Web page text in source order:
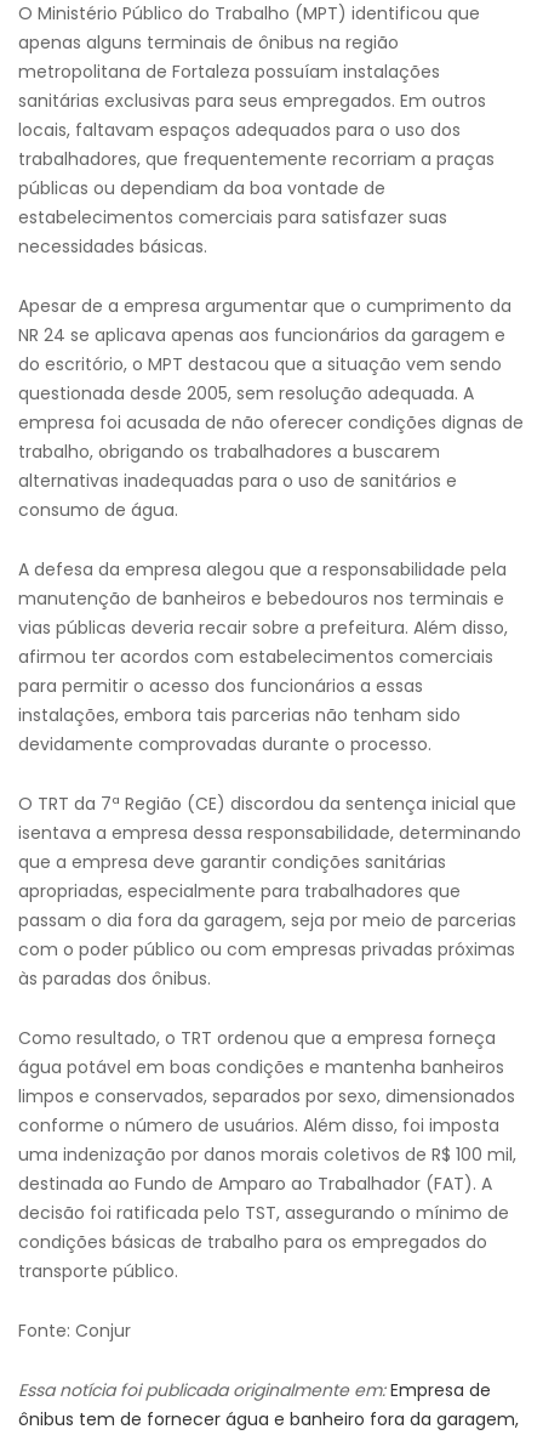
O Ministério Público do Trabalho (MPT) identificou que
apenas alguns terminais de ônibus na região
metropolitana de Fortaleza possuíam instalações
sanitárias exclusivas para seus empregados. Em outros
locais, faltavam espaços adequados para o uso dos
trabalhadores, que frequentemente recorriam a praças
públicas ou dependiam da boa vontade de
estabelecimentos comerciais para satisfazer suas
necessidades básicas.
Apesar de a empresa argumentar que o cumprimento da
NR 24 se aplicava apenas aos funcionários da garagem e
do escritório, o MPT destacou que a situação vem sendo
questionada desde 2005, sem resolução adequada. A
empresa foi acusada de não oferecer condições dignas de
trabalho, obrigando os trabalhadores a buscarem
alternativas inadequadas para o uso de sanitários e
consumo de água.
A defesa da empresa alegou que a responsabilidade pela
manutenção de banheiros e bebedouros nos terminais e
vias públicas deveria recair sobre a prefeitura. Além disso,
afirmou ter acordos com estabelecimentos comerciais
para permitir o acesso dos funcionários a essas
instalações, embora tais parcerias não tenham sido
devidamente comprovadas durante o processo.
O TRT da 7ª Região (CE) discordou da sentença inicial que
isentava a empresa dessa responsabilidade, determinando
que a empresa deve garantir condições sanitárias
apropriadas, especialmente para trabalhadores que
passam o dia fora da garagem, seja por meio de parcerias
com o poder público ou com empresas privadas próximas
às paradas dos ônibus.
Como resultado, o TRT ordenou que a empresa forneça
água potável em boas condições e mantenha banheiros
limpos e conservados, separados por sexo, dimensionados
conforme o número de usuários. Além disso, foi imposta
uma indenização por danos morais coletivos de R$ 100 mil,
destinada ao Fundo de Amparo ao Trabalhador (FAT). A
decisão foi ratificada pelo TST, assegurando o mínimo de
condições básicas de trabalho para os empregados do
transporte público.
Fonte: Conjur
Essa notícia foi publicada originalmente em: Empresa de
ônibus tem de fornecer água e banheiro fora da garagem,